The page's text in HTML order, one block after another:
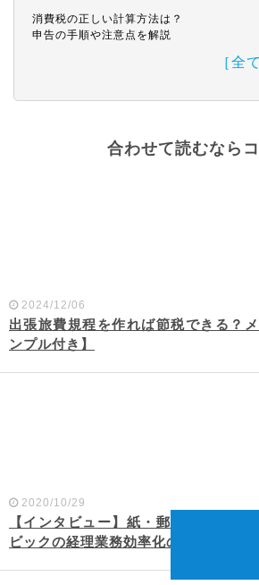
消費税の正しい計算方法は？
申告の手順や注意点を解説
［全
合わせて読むなら
2024/12/06
出張旅費規程を作れば節税できる？
ンプル付き】
2020/10/29
【インタビュー】紙・郵送での旅費
ビックの経理業務効率化の取り組みとは